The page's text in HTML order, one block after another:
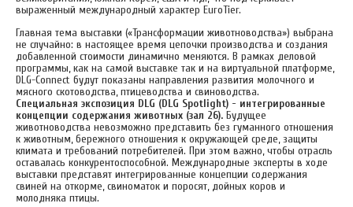
выраженный международный характер EuroTier.
Главная тема выставки («Трансформации животноводства») выбрана
не случайно: в настоящее время цепочки производства и создания
добавленной стоимости динамично меняются. В рамках деловой
программы, как на самой выставке так и на виртуальной платформе,
DLG-Connect будут показаны направления развития молочного и
мясного скотоводства, птицеводства и свиноводства.
Специальная экспозиция DLG (DLG Spotlight) - интегрированные
концепции содержания животных (зал 26). Будущее
животноводства невозможно представить без гуманного отношения
к животным, бережного отношения к окружающей среде, защиты
климата и требований потребителей. При этом важно, чтобы отрасль
оставалась конкурентоспособной. Международные эксперты в ходе
выставки представят интегрированные концепции содержания
свиней на откорме, свиноматок и поросят, дойных коров и
молодняка птицы.